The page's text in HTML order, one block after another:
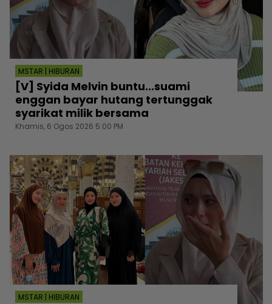
MSTAR | HIBURAN
[V] Syida Melvin buntu...suami
enggan bayar hutang tertunggak
syarikat milik bersama
Khamis, 6 Ogos 2026 5:00 PM
MSTAR | HIBURAN